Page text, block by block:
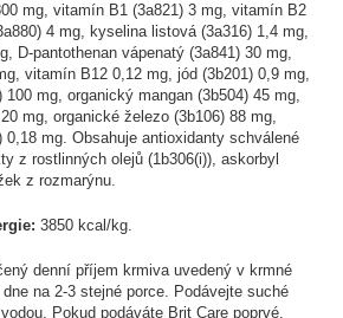
mg, vitamín B1 (3a821) 3 mg, vitamín B2
4 mg, kyselina listová (3a316) 1,4 mg,
D-pantothenan vápenatý (3a841) 30 mg,
vitamín B12 0,12 mg, jód (3b201) 0,9 mg,
mg, organický mangan (3b504) 45 mg,
mg, organické železo (3b106) 88 mg,
0,18 mg. Obsahuje antioxidanty schválené
z rostlinných olejů (1b306(i)), askorbyl
z rozmarýnu.
3850 kcal/kg.
denní příjem krmiva uvedený v krmné
na 2-3 stejné porce. Podávejte suché
Pokud podáváte Brit Care poprvé,